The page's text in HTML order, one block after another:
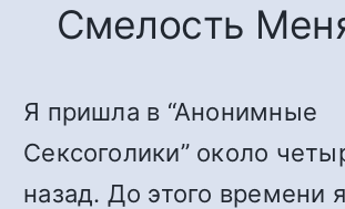
Смелость
Я пришла в “Анонимные
Сексоголики” около
назад. До этого времени